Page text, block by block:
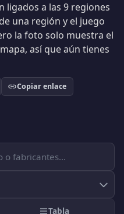
ligados a las 9 regiones
una región y el juego
la foto solo muestra el
así que aún tienes
Copiar enlace
Tabla